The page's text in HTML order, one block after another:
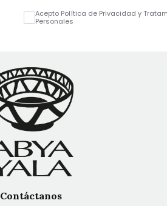
Acepto Política de Privacidad y
Personales
Contáctanos